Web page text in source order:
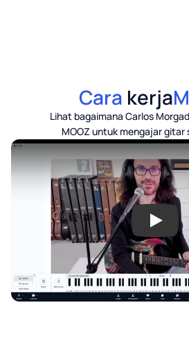
Cara kerja
Lihat bagaimana Carlos
MOOZ untuk mengajar gitar
Play: